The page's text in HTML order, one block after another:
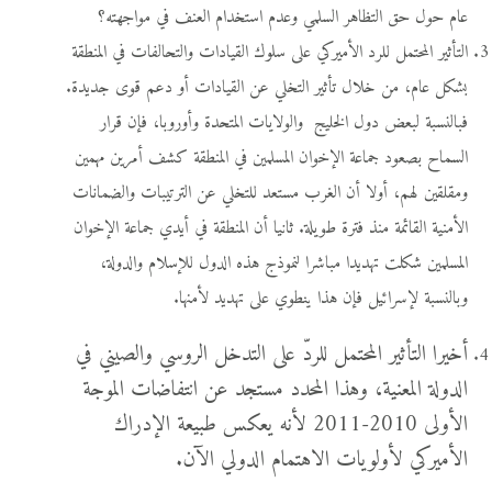
عام حول حق التظاهر السلمي وعدم استخدام العنف في مواجهته؟
التأثير المحتمل للرد الأميركي على سلوك القيادات والتحالفات في المنطقة
بشكل عام، من خلال تأثير التخلي عن القيادات أو دعم قوى جديدة.
فبالنسبة لبعض دول الخليج والولايات المتحدة وأوروبا، فإن قرار
السماح بصعود جماعة الإخوان المسلمين في المنطقة كشف أمرين مهمين
ومقلقين لهم، أولا أن الغرب مستعد للتخلي عن الترتيبات والضمانات
الأمنية القائمة منذ فترة طويلة. ثانيا أن المنطقة في أيدي جماعة الإخوان
المسلمين شكلت تهديدا مباشرا لنموذج هذه الدول للإسلام والدولة،
وبالنسبة لإسرائيل فإن هذا ينطوي على تهديد لأمنها.
أخيرا التأثير المحتمل للردّ على التدخل الروسي والصيني في
الدولة المعنية، وهذا المحدد مستجد عن انتفاضات الموجة
الأولى 2010-2011 لأنه يعكس طبيعة الإدراك
الأميركي لأولويات الاهتمام الدولي الآن.